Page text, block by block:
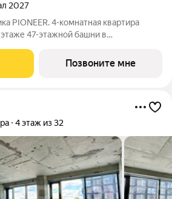
2027
PIONEER. 4-комнатная квартира
47-этажной башни в
всего в 5 минутах от
от бюро ADM
Позвоните мне
4 этаж из 32